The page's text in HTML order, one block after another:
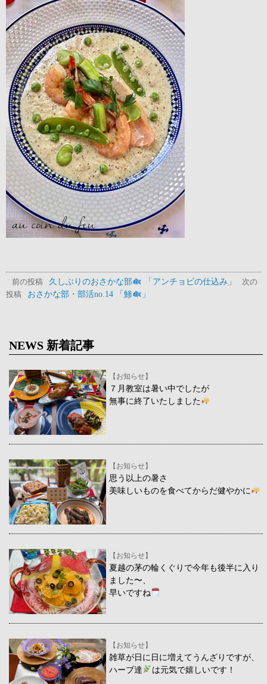
前の投稿 久しぶりのおさかな部 「アンチョビの仕込み」
次の
投稿
おさかな部・部活no.14 「鯵 」
NEWS 新着記事
【お知らせ】
７月教室は暑い中でしたが
無事に終了いたしました
【お知らせ】
思う以上の暑さ
美味しいものを食べてからだ健やかに
【お知らせ】
夏越の茅の輪くぐりで今年も後半に入り
ました〜、
早いですね
【お知らせ】
雑草が日に日に増えてうんざりですが、
ハーブ達
は元気で嬉しいです！